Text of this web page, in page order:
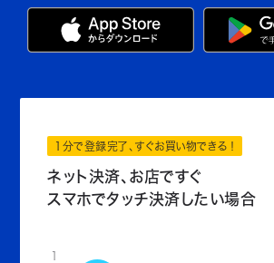
1分で登録完了、すぐお買い物できる！
ネット決済、お店ですぐ
スマホでタッチ決済したい場合
1